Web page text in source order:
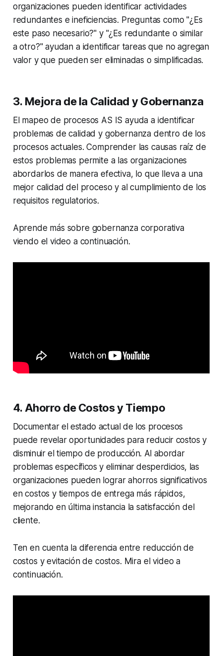
organizaciones pueden identificar actividades
redundantes e ineficiencias. Preguntas como "¿Es
este paso necesario?" y "¿Es redundante o similar
a otro?" ayudan a identificar tareas que no agregan
valor y que pueden ser eliminadas o simplificadas.
3. Mejora de la Calidad y Gobernanza
El mapeo de procesos AS IS ayuda a identificar
problemas de calidad y gobernanza dentro de los
procesos actuales. Comprender las causas raíz de
estos problemas permite a las organizaciones
abordarlos de manera efectiva, lo que lleva a una
mejor calidad del proceso y al cumplimiento de los
requisitos regulatorios.
Aprende más sobre gobernanza corporativa
viendo el video a continuación.
4. Ahorro de Costos y Tiempo
Documentar el estado actual de los procesos
puede revelar oportunidades para reducir costos y
disminuir el tiempo de producción. Al abordar
problemas específicos y eliminar desperdicios, las
organizaciones pueden lograr ahorros significativos
en costos y tiempos de entrega más rápidos,
mejorando en última instancia la satisfacción del
cliente.
Ten en cuenta la diferencia entre reducción de
costos y evitación de costos. Mira el video a
continuación.